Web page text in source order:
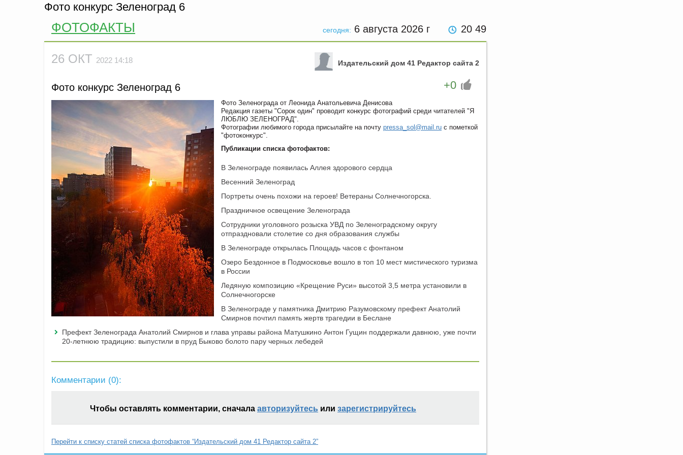
Фото конкурс Зеленоград 6
сегодня: 6 августа 2026 г 20 49
ФОТОФАКТЫ
26 ОКТ 2022 14:18 Издательский дом 41 Редактор сайта 2
+0
Фото конкурс Зеленоград 6
Фото Зеленограда от Леонида Анатольевича Денисова
Редакция газеты "Сорок один" проводит конкурс фотографий среди читателей "Я
ЛЮБЛЮ ЗЕЛЕНОГРАД".
Фотографии любимого города присылайте на почту pressa_sol@mail.ru с пометкой
"фотоконкурс".
Публикации списка фотофактов:
В Зеленограде появилась Аллея здорового сердца
Весенний Зеленоград
Портреты очень похожи на героев! Ветераны Солнечногорска.
Праздничное освещение Зеленограда
Сотрудники уголовного розыска УВД по Зеленоградскому округу
отпраздновали столетие со дня образования службы
В Зеленограде открылась Площадь часов с фонтаном
Озеро Бездонное в Подмосковье вошло в топ 10 мест мистического туризма
в России
Ледяную композицию «Крещение Руси» высотой 3,5 метра установили в
Солнечногорске
В Зеленограде у памятника Дмитрию Разумовскому префект Анатолий
Смирнов почтил память жертв трагедии в Беслане
Префект Зеленограда Анатолий Смирнов и глава управы района Матушкино Антон Гущин поддержали давнюю, уже почти
20-летнюю традицию: выпустили в пруд Быково болото пару черных лебедей
Комментарии (0):
Чтобы оставлять комментарии, сначала авторизуйтесь или зарегистрируйтесь
Перейти к списку статей списка фотофактов “Издательский дом 41 Редактор сайта 2”